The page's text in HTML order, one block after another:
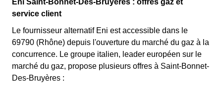
Eni Saint-Bonnet-Des-Bruyères : offres gaz et
service client
Le fournisseur alternatif Eni est accessible dans le
69790 (Rhône) depuis l'ouverture du marché du gaz à la
concurrence. Le groupe italien, leader européen sur le
marché du gaz, propose plusieurs offres à Saint-Bonnet-
Des-Bruyères :